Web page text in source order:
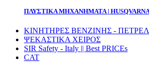
ΠΛΥΣΤΙΚΑ ΜΗΧΑΝΗΜΑΤΑ |
ΚΙΝΗΤΗΡΕΣ ΒΕΝΖΙΝΗΣ -
ΨΕΚΑΣΤΙΚΑ ΧΕΙΡΟΣ
SIR Safety - Italy || Best PRICEs
CAT